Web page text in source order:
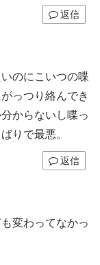
返信
のにこいつの喋
っつり絡んでき
からないし喋っ
りで最悪。
返信
変わってなかっ